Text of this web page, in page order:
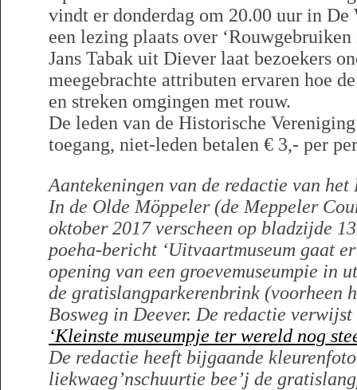
vindt er donderdag om 20.00 uur in De
een lezing plaats over ‘Rouwgebruiken
Jans Tabak uit Diever laat bezoekers
meegebrachte attributen ervaren hoe
en streken omgingen met rouw.
De leden van de Historische
toegang, niet-leden betalen € 3,- per
Aantekeningen van de redactie van het
In de Olde Möppeler (de Meppeler
oktober 2017 verscheen op bladzijde
poeha-bericht ‘Uitvaartmuseum gaat
opening van een groevemuseumpie in
de gratislangparkerenbrink (voorheen
Bosweg in Deever. De redactie
‘Kleinste museumpje ter wereld nog
De redactie heeft bijgaande
liekwaeg’nschuurtie bee’j de